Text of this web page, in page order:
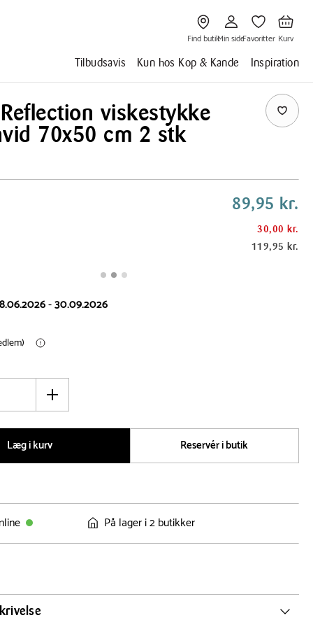
Gå
til
Find
butik
Find butik
til
Min
side
Min side
til
Favoritter
Favoritter
til
Kurv
Kurv
Tilbudsavis Kun hos Kop & Kande Inspiration
viskestykke
70x50 cm 2 stk
89,95 kr.
30,00 kr.
119,95 kr.
-30.09.2026
Øg
Læg i kurv
Reservér i butik
På lager i 2 butikker